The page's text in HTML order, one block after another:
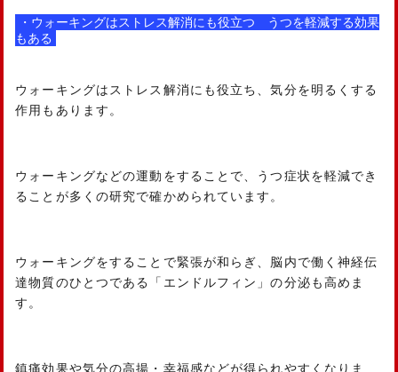
・ウォーキングはストレス解消にも役立つ うつを軽減する効果
もある
ウォーキングはストレス解消にも役立ち、気分を明るくする
作用もあります。
ウォーキングなどの運動をすることで、うつ症状を軽減でき
ることが多くの研究で確かめられています。
ウォーキングをすることで緊張が和らぎ、脳内で働く神経伝
達物質のひとつである「エンドルフィン」の分泌も高めま
す。
鎮痛効果や気分の高揚・幸福感などが得られやすくなりま